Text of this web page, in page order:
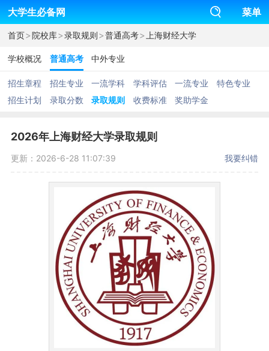
大学生必备网 菜单
首页>院校库>录取规则>普通高考> 上海财经大学
学校概况 普通高考 中外专业
招生章程 招生专业 一流学科 学科评估 一流专业
特色专业
招生计划
录取分数 录取规则 收费标准 奖助学金
2026年上海财经大学录取规则
更新：2026-6-28 11:07:39 我要纠错